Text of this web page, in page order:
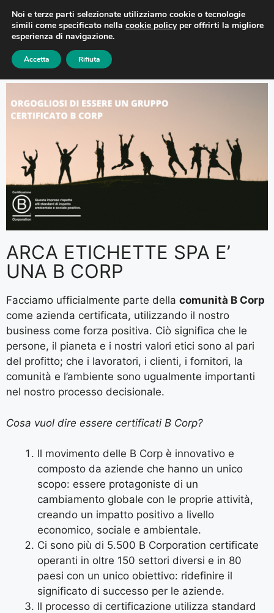
ARCA ETICHETTE SPA E’
UNA B CORP
Facciamo ufficialmente parte della comunità B Corp
come azienda certificata, utilizzando il nostro
business come forza positiva. Ciò significa che le
persone, il pianeta e i nostri valori etici sono al pari
del profitto; che i lavoratori, i clienti, i fornitori, la
comunità e l’ambiente sono ugualmente importanti
nel nostro processo decisionale.
Cosa vuol dire essere certificati B Corp?
Il movimento delle B Corp è innovativo e
composto da aziende che hanno un unico
scopo: essere protagoniste di un
cambiamento globale con le proprie attività,
creando un impatto positivo a livello
economico, sociale e ambientale.
Ci sono più di 5.500 B Corporation certificate
operanti in oltre 150 settori diversi e in 80
paesi con un unico obiettivo: ridefinire il
significato di successo per le aziende.
Il processo di certificazione utilizza standard
Noi e terze parti selezionate utilizziamo cookie o tecnologie
simili come specificato nella cookie policyper offrirti la migliore
esperienza di navigazione.
Accetta Rifiuta